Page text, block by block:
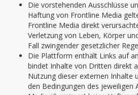
Die vorstehenden Ausschlüsse
Haftung von Frontline Media
Frontline Media direkt
Verletzung von Leben, Körper
Fall zwingender gesetzlicher
Die Plattform enthält Links auf
bindet Inhalte von Dritten direkt
Nutzung dieser externen Inhalte
den Bedingungen des jeweiligen